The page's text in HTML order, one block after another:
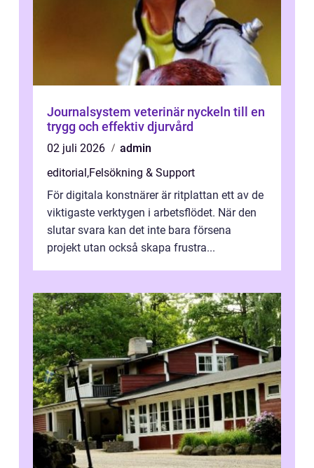
Journalsystem veterinär nyckeln till en
trygg och effektiv djurvård
02 juli 2026
admin
editorial ,Felsökning & Support
För digitala konstnärer är ritplattan ett av de
viktigaste verktygen i arbetsflödet. När den
slutar svara kan det inte bara försena
projekt utan också skapa frustra...